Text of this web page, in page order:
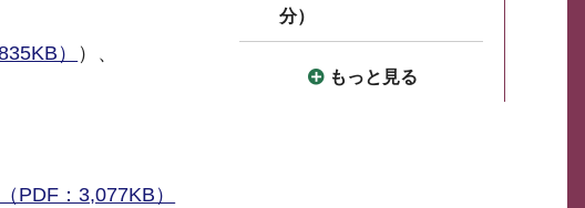
）
）、
PDF：3,077KB）
分）
もっと見る